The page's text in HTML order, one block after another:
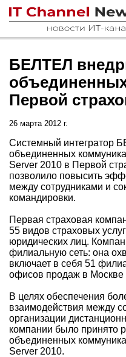
БЕЛТЕЛ
Первой
26 марта 2012 г.
Системный интегратор
объединенных
Server 2010 в Первой
позволило повысить
между сотрудниками и
командировки.
Первая страховая
55 видов страховых
юридических лиц.
филиальную сеть: она
включает в себя 51
офисов продаж в Москве
В целях обеспечения
взаимодействия между
организации
компании было принято
объединенных
Server 2010.